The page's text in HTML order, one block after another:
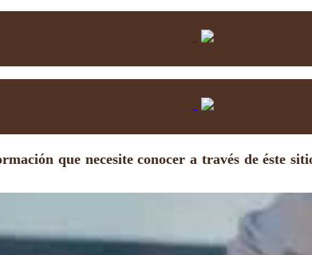
que necesite conocer a través de éste